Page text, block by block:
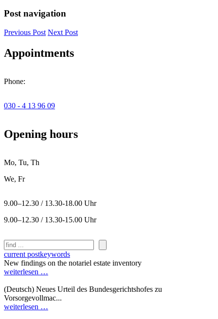
Post navigation
Previous Post Next Post
Appointments
Phone:
030 - 4 13 96 09
Opening hours
Mo, Tu, Th
We, Fr
9.00–12.30 / 13.30-18.00 Uhr
9.00–12.30 / 13.30-15.00 Uhr
Search
current postkeywords
New findings on the notariel estate inventory
weiterlesen …
(Deutsch) Neues Urteil des Bundesgerichtshofes zu
Vorsorgevollmac...
weiterlesen …